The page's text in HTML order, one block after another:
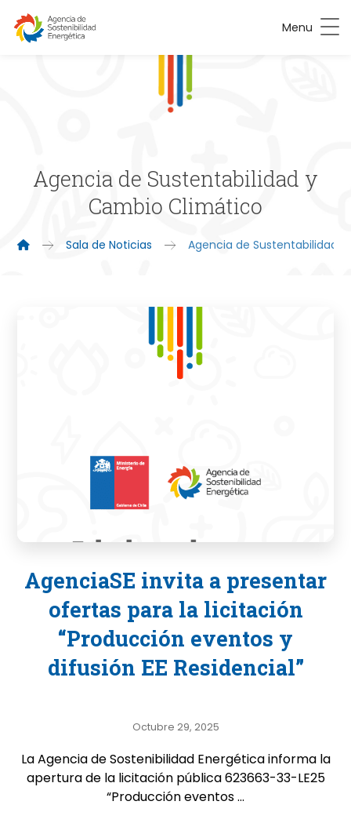
Menu
Agencia de Sustentabilidad y
Cambio Climático
Sala de Noticias Agencia de Sustentabilidad
AgenciaSE invita a presentar
ofertas para la licitación
“Producción eventos y
difusión EE Residencial”
Octubre 29, 2025
La Agencia de Sostenibilidad Energética informa la
apertura de la licitación pública 623663-33-LE25
“Producción eventos ...